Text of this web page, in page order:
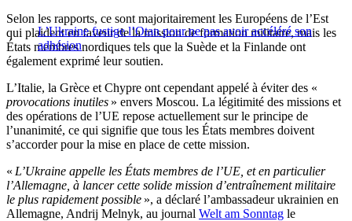
L’Ukraine fustige l’Otan pour ne pas avoir accéléré son
adhésion
Selon les rapports, ce sont majoritairement les Européens de l’Est
qui plaident en faveur de la mission de formation militaire, mais les
États membres nordiques tels que la Suède et la Finlande ont
également exprimé leur soutien.
L’Italie, la Grèce et Chypre ont cependant appelé à éviter des «
provocations inutiles » envers Moscou. La légitimité des missions et
des opérations de l’UE repose actuellement sur le principe de
l’unanimité, ce qui signifie que tous les États membres doivent
s’accorder pour la mise en place de cette mission.
« L’Ukraine appelle les États membres de l’UE, et en particulier
l’Allemagne, à lancer cette solide mission d’entraînement militaire
le plus rapidement possible », a déclaré l’ambassadeur ukrainien en
Allemagne, Andrij Melnyk, au journal Welt am Sonntag le